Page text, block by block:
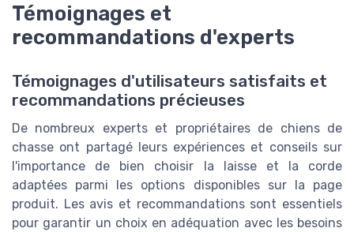
Témoignages et
recommandations d'experts
Témoignages d'utilisateurs satisfaits et
recommandations précieuses
De nombreux experts et propriétaires de chiens de
chasse ont partagé leurs expériences et conseils sur
l'importance de bien choisir la laisse et la corde
adaptées parmi les options disponibles sur la page
produit. Les avis et recommandations sont essentiels
pour garantir un choix en adéquation avec les besoins